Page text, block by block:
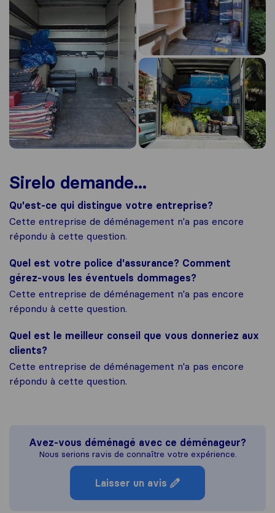
Sirelo demande...
Qu'est-ce qui distingue votre entreprise?
Cette entreprise de déménagement n'a pas encore
répondu à cette question.
Quel est votre police d'assurance? Comment
gérez-vous les éventuels dommages?
Cette entreprise de déménagement n'a pas encore
répondu à cette question.
Quel est le meilleur conseil que vous donneriez aux
clients?
Cette entreprise de déménagement n'a pas encore
répondu à cette question.
Avez-vous déménagé avec ce déménageur?
Nous serions ravis de connaître votre expérience.
Laisser un avis